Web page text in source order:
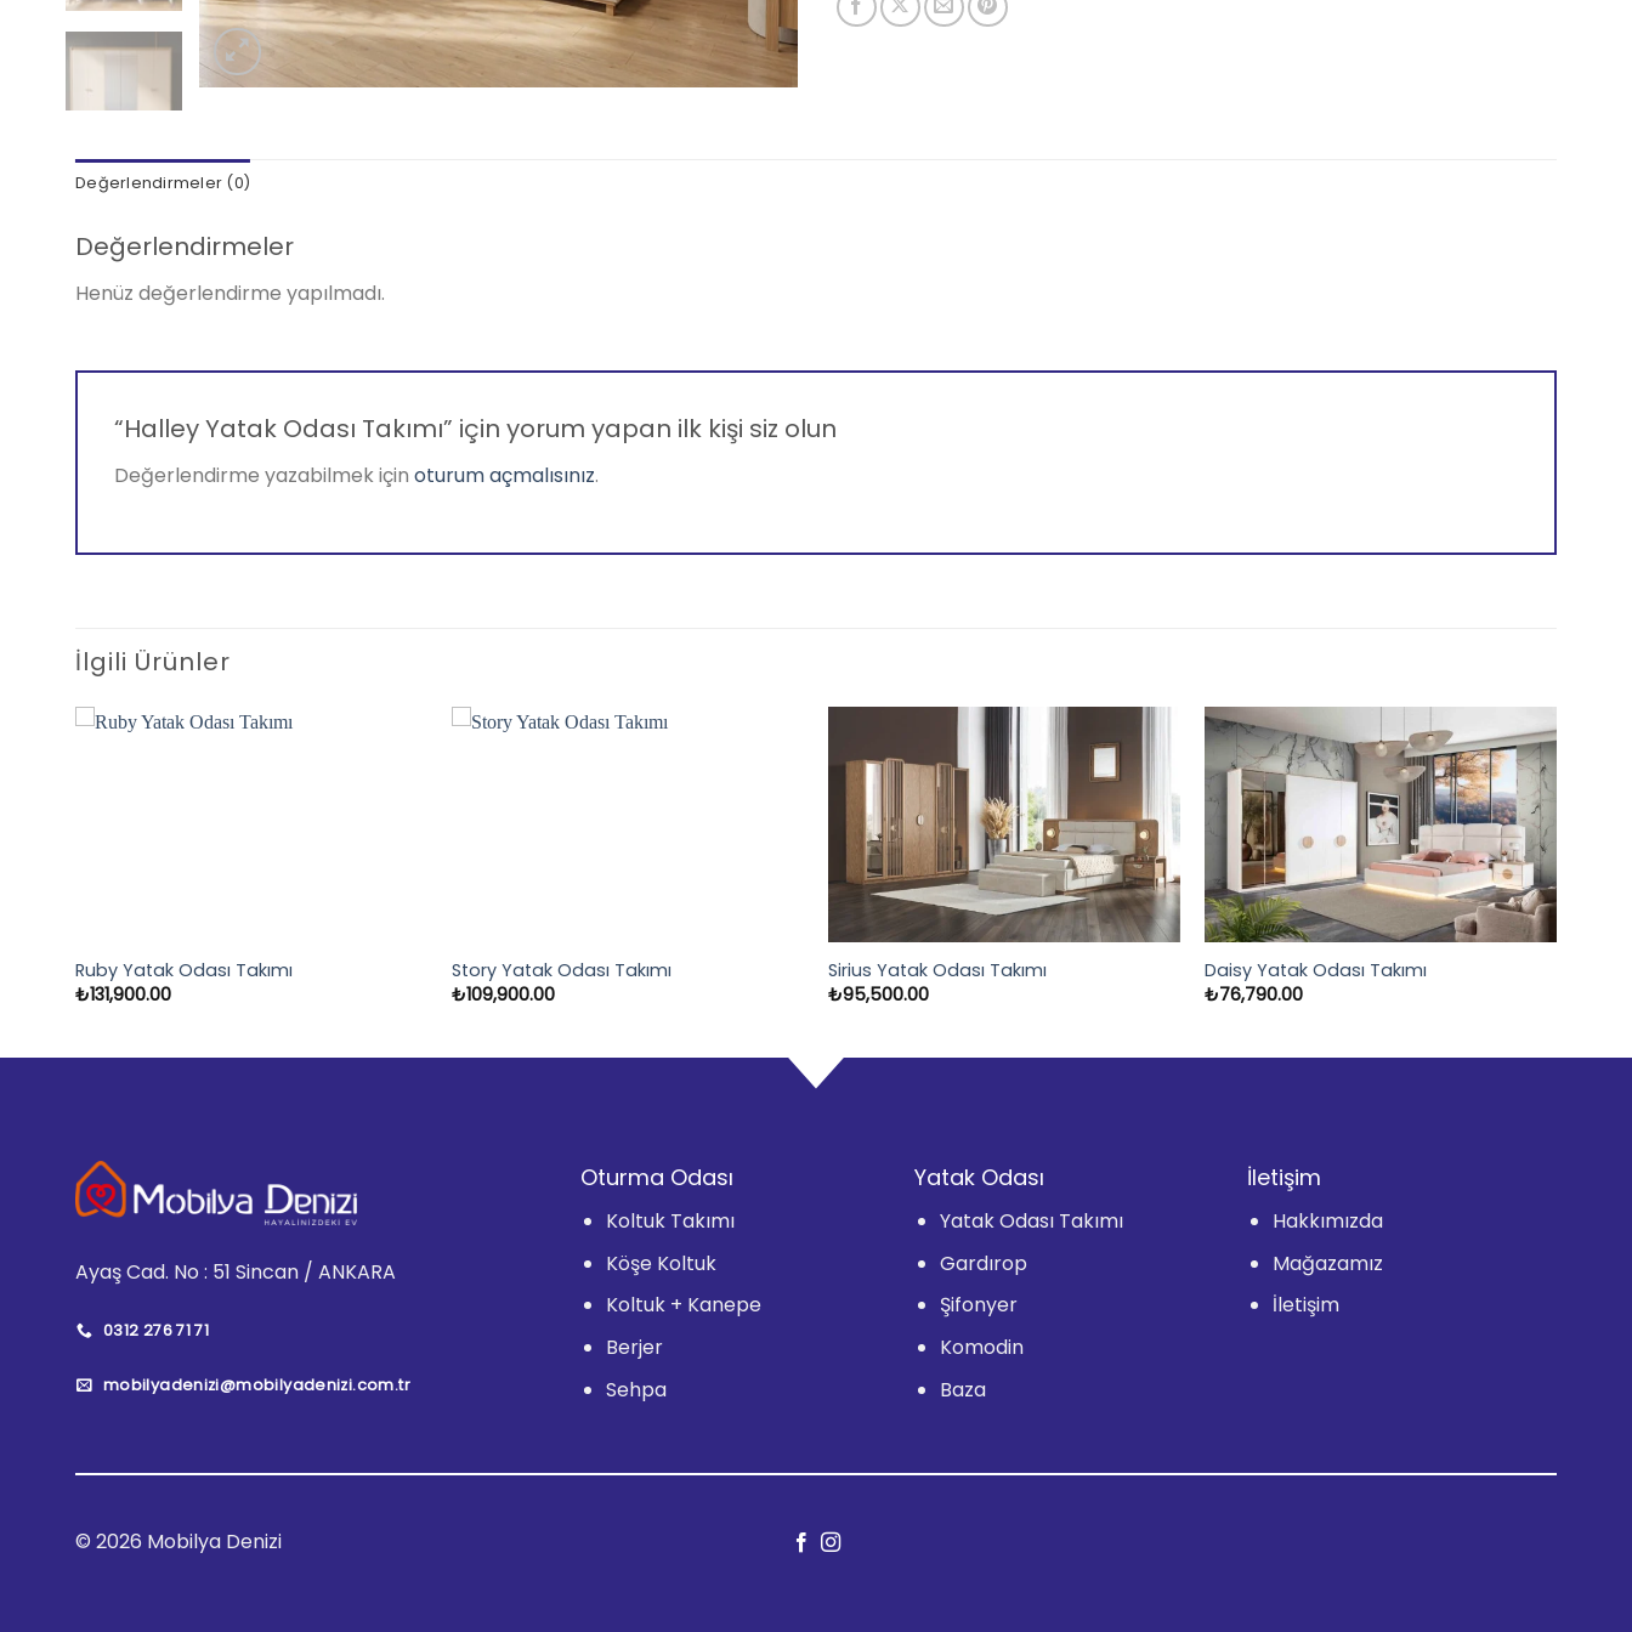
Değerlendirmeler (0)
Değerlendirmeler
Henüz değerlendirme yapılmadı.
“Halley Yatak Odası Takımı” için yorum yapan ilk kişi siz olun
Değerlendirme yazabilmek için oturum açmalısınız.
İlgili Ürünler
Ruby Yatak Odası Takımı
₺131,900.00
Story Yatak Odası Takımı
₺109,900.00
Sirius Yatak Odası Takımı
₺95,500.00
Daisy Yatak Odası Takımı
₺76,790.00
Ayaş Cad. No : 51 Sincan / ANKARA
0312 276 71 71
mobilyadenizi@mobilyadenizi.com.tr
Oturma Odası
Koltuk Takımı
Köşe Koltuk
Koltuk + Kanepe
Berjer
Sehpa
Yatak Odası
Yatak Odası Takımı
Gardırop
Şifonyer
Komodin
Baza
İletişim
Hakkımızda
Mağazamız
İletişim
© 2026 Mobilya Denizi